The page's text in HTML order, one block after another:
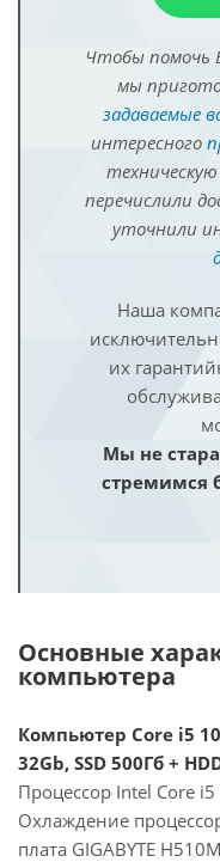
Чтобы помочь
мы
задаваемые
интересного
перечислили
уточнили
Наша
их
Мы не
стремимся
Основные
компьютера
Компьютер Core i5
32Gb, SSD 500Гб +
Процессор Intel Core
Охлаждение
плата GIGABYTE